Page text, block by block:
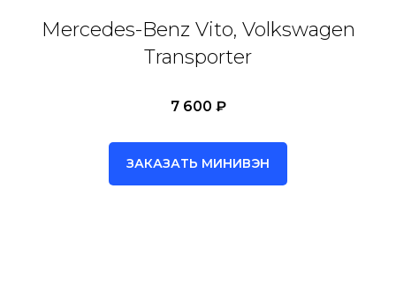
Mercedes-Benz Vito, Volkswagen
Transporter
7 600 ₽
ЗАКАЗАТЬ МИНИВЭН